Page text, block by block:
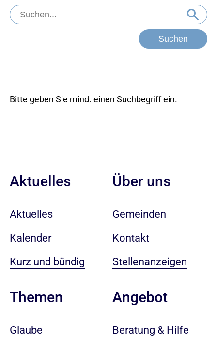
Bitte geben Sie mind. einen Suchbegriff ein.
Aktuelles
Aktuelles
Kalender
Kurz und bündig
Themen
Glaube
Über uns
Gemeinden
Kontakt
Stellenanzeigen
Angebot
Beratung & Hilfe